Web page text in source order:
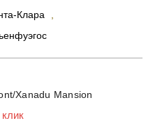
Клара
Xanadu Mansion